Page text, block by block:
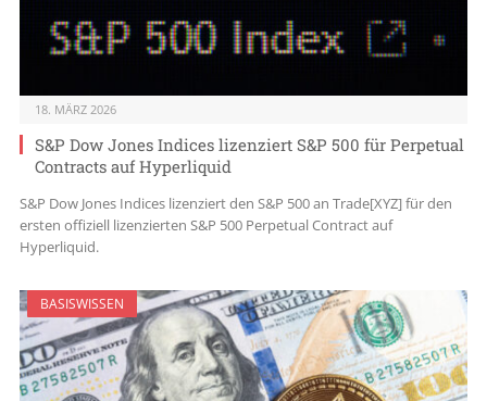
18. MÄRZ 2026
S&P Dow Jones Indices lizenziert S&P 500 für Perpetual
Contracts auf Hyperliquid
S&P Dow Jones Indices lizenziert den S&P 500 an Trade[XYZ] für den
ersten offiziell lizenzierten S&P 500 Perpetual Contract auf
Hyperliquid.
BASISWISSEN